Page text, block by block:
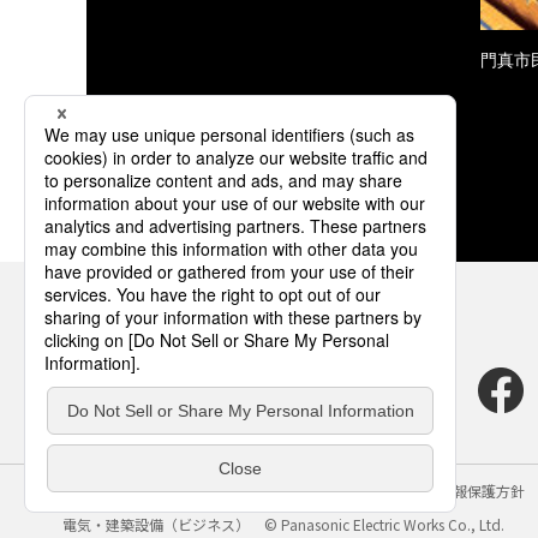
門真市
サイトのご利用にあたって クッキーポリシー
個人情報保護方針
電気・建築設備（ビジネス）
© Panasonic Electric Works Co., Ltd.